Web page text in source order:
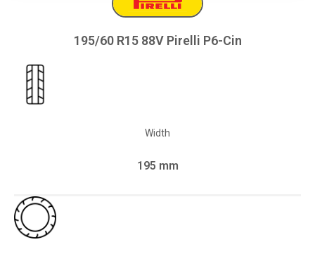
195/60 R15 88V Pirelli P6-Cin
Width
195 mm